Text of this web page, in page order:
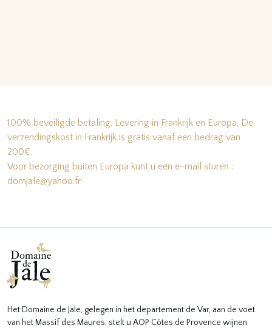
100% beveiligde betaling, Levering in Frankrijk en Europa, De
verzendingskost in Frankrijk is gratis vanaf een bedrag van
200€.
Voor bezorging buiten Europa kunt u een e-mail sturen :
domjale@yahoo.fr
Het Domaine de Jale, gelegen in het departement de Var, aan de voet
van het Massif des Maures, stelt u AOP Côtes de Provence wijnen